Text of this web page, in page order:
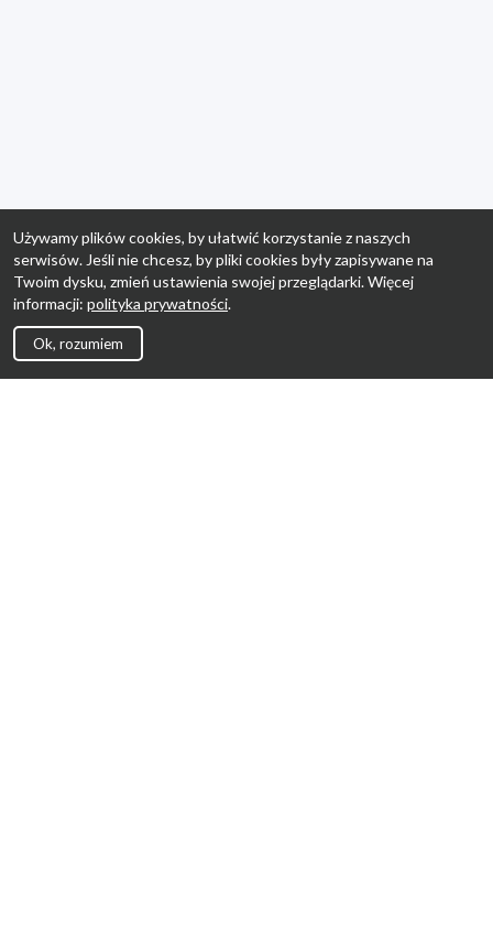
Używamy plików cookies, by ułatwić korzystanie z naszych
serwisów. Jeśli nie chcesz, by pliki cookies były zapisywane na
Twoim dysku, zmień ustawienia swojej przeglądarki. Więcej
informacji: polityka prywatności.
Ok, rozumiem